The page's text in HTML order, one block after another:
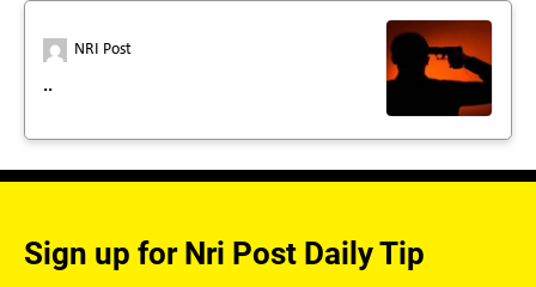
NRI Post
..
Sign up for Nri Post Daily Tip